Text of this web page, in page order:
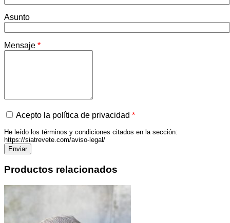
Asunto
Mensaje *
Acepto la política de privacidad *
He leído los términos y condiciones citados en la sección:
https://siatrevete.com/aviso-legal/
Productos relacionados